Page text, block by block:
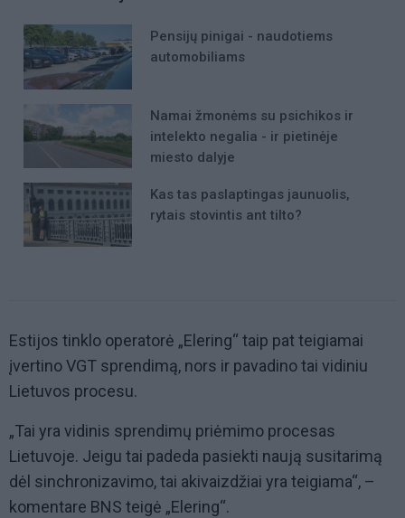
Pensijų pinigai - naudotiems
automobiliams
Namai žmonėms su psichikos ir
intelekto negalia - ir pietinėje
miesto dalyje
Kas tas paslaptingas jaunuolis,
rytais stovintis ant tilto?
Estijos tinklo operatorė „Elering“ taip pat teigiamai
įvertino VGT sprendimą, nors ir pavadino tai vidiniu
Lietuvos procesu.
„Tai yra vidinis sprendimų priėmimo procesas
Lietuvoje. Jeigu tai padeda pasiekti naują susitarimą
dėl sinchronizavimo, tai akivaizdžiai yra teigiama“, –
komentare BNS teigė „Elering“.